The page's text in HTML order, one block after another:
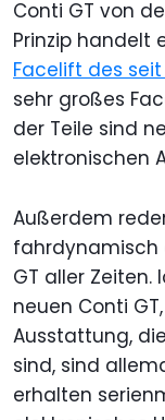
Conti GT von
Prinzip handelt
Facelift des
sehr großes
der Teile sind
elektronischen
Außerdem
fahrdynamisch
GT aller
neuen Conti
Ausstattung,
sind, sind
erhalten